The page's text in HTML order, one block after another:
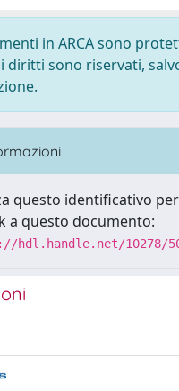
in ARCA sono
diritti sono riservati,
questo identificativo
a questo documento:
hdl.handle.net/10278/